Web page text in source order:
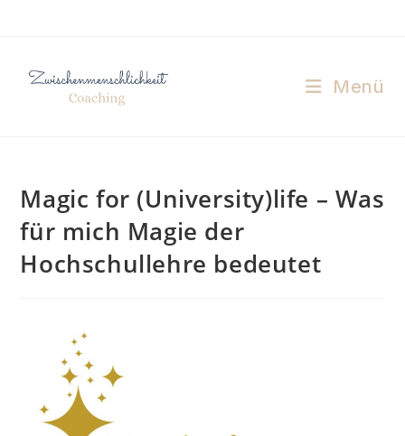
Menü
Magic for (University)life – Was
für mich Magie der
Hochschullehre bedeutet